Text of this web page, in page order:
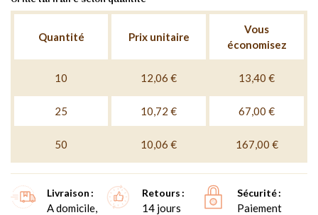
Quantité Prix unitaire
Vous
économisez
10 12,06 € 13,40 €
25 10,72 € 67,00 €
50 10,06 € 167,00 €
Livraison
A domicile,
Retours
14 jours
Sécurité
Paiement